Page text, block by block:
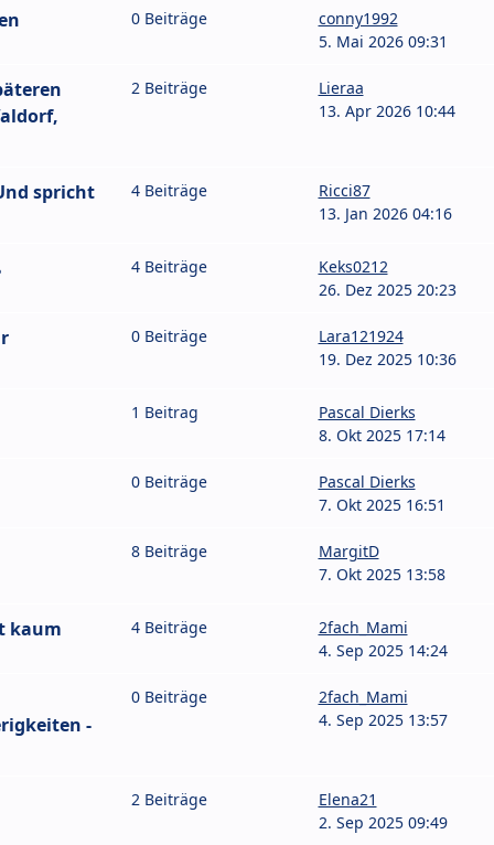
0 Beiträge
conny1992
5. Mai 2026 09:31
2 Beiträge
Lieraa
13. Apr 2026 10:44
spricht 4 Beiträge
Ricci87
13. Jan 2026 04:16
4 Beiträge
Keks0212
26. Dez 2025 20:23
0 Beiträge
Lara121924
19. Dez 2025 10:36
1 Beitrag
Pascal Dierks
8. Okt 2025 17:14
0 Beiträge
Pascal Dierks
7. Okt 2025 16:51
8 Beiträge
MargitD
7. Okt 2025 13:58
kaum 4 Beiträge
2fach_Mami
4. Sep 2025 14:24
-
0 Beiträge
2fach_Mami
4. Sep 2025 13:57
2 Beiträge
Elena21
2. Sep 2025 09:49